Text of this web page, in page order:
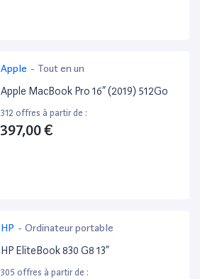
Apple - Tout en un
Apple MacBook Pro 16” (2019) 512Go
312 offres à partir de :
397,00 €
HP - Ordinateur portable
HP EliteBook 830 G8 13”
305 offres à partir de :